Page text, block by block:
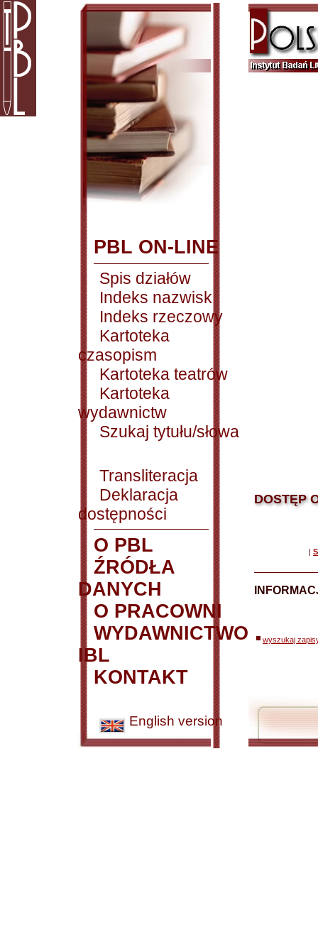
PBL ON-LINE
Spis działów
Indeks nazwisk
Indeks rzeczowy
Kartoteka
czasopism
Kartoteka teatrów
Kartoteka
wydawnictw
Szukaj tytułu/słowa
Transliteracja
Deklaracja
dostępności
O PBL
ŹRÓDŁA
DANYCH
O PRACOWNI
WYDAWNICTWO
IBL
KONTAKT
English version
DOSTĘP
|
wyszukaj